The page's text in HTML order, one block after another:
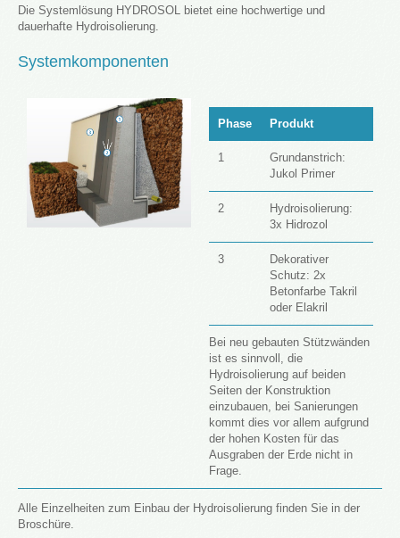
Die Systemlösung HYDROSOL bietet eine hochwertige und
dauerhafte Hydroisolierung.
Systemkomponenten
Phase Produkt
1
Grundanstrich:
Jukol Primer
2
Hydroisolierung:
3x Hidrozol
3
Dekorativer
Schutz: 2x
Betonfarbe Takril
oder Elakril
Bei neu gebauten Stützwänden
ist es sinnvoll, die
Hydroisolierung auf beiden
Seiten der Konstruktion
einzubauen, bei Sanierungen
kommt dies vor allem aufgrund
der hohen Kosten für das
Ausgraben der Erde nicht in
Frage.
Alle Einzelheiten zum Einbau der Hydroisolierung finden Sie in der
Broschüre.